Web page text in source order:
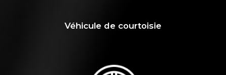
Véhicule de courtoisie